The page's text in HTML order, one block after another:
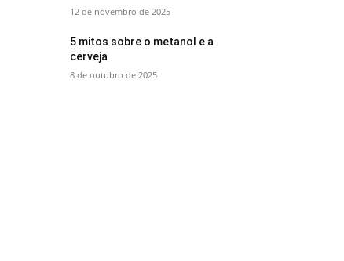
12 de novembro de 2025
5 mitos sobre o metanol e a
cerveja
8 de outubro de 2025